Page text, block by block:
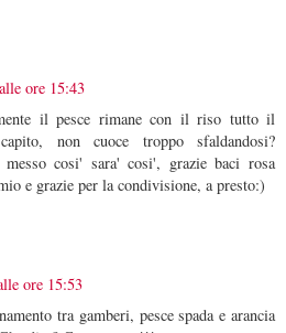
ore 15:43
il pesce rimane con il riso tutto il
non cuoce troppo sfaldandosi?
messo cosi' sara' cosi', grazie baci rosa
e grazie per la condivisione, a presto:)
ore 15:53
tra gamberi, pesce spada e arancia